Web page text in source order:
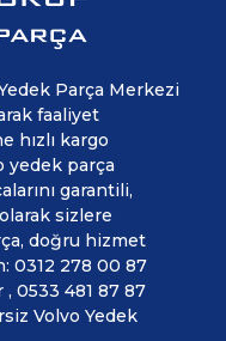
Parça Merkezi
faaliyet
hızlı kargo
yedek parça
garantili,
sizlere
doğru hizmet
0312 278 00 87
0533 481 87 87
Volvo Yedek